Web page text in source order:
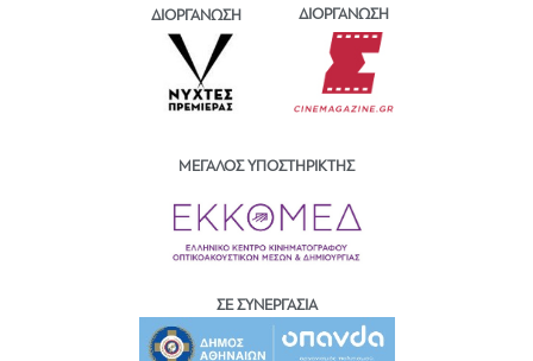
ΔΙΟΡΓΑΝΩΣΗ ΔΙΟΡΓΑΝΩΣΗ
ΜΕΓΑΛΟΣ ΥΠΟΣΤΗΡΙΚΤΗΣ
ΣΕ ΣΥΝΕΡΓΑΣΙΑ